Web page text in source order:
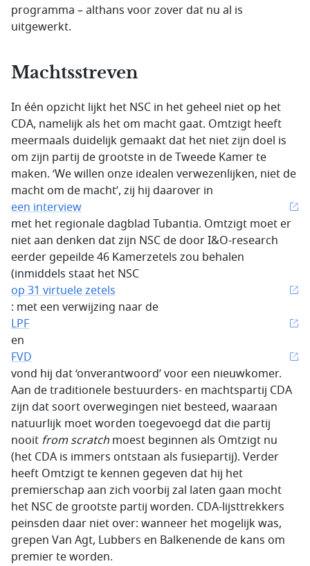
programma – althans voor zover dat nu al is
uitgewerkt.
Machtsstreven
In één opzicht lijkt het NSC in het geheel niet op het
CDA, namelijk als het om macht gaat. Omtzigt heeft
meermaals duidelijk gemaakt dat het niet zijn doel is
om zijn partij de grootste in de Tweede Kamer te
maken. ‘We willen onze idealen verwezenlijken, niet de
macht om de macht’, zij hij daarover in
een interview
met het regionale dagblad Tubantia. Omtzigt moet er
niet aan denken dat zijn NSC de doorI&O-research
eerder gepeilde 46 Kamerzetels zou behalen
(inmiddels staat het NSC
op 31 virtuele zetels
: met een verwijzing naar de
LPF
en
FVD
vond hij dat ‘onverantwoord’ voor een nieuwkomer.
Aan de traditionele bestuurders- en machtspartij CDA
zijn dat soort overwe­gingen niet besteed, waaraan
natuurlijk moet worden toegevoegd dat die partij
nooit from scratchmoest beginnen als Omtzigt nu
(het CDA is immers ontstaan als fusiepartij). Verder
heeft Omtzigt te kennen gegeven dat hij het
premierschap aan zich voorbij zal laten gaan mocht
het NSC de grootste partij worden. CDA-lijsttrekkers
peinsden daar niet over: wanneer het mogelijk was,
grepen Van Agt, Lubbers en Balkenende de kans om
premier te worden.